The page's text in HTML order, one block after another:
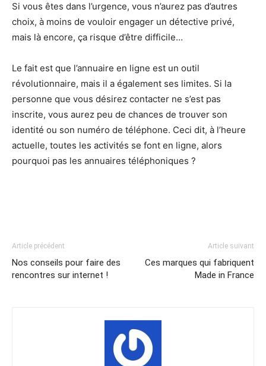
Si vous êtes dans l’urgence, vous n’aurez pas d’autres
choix, à moins de vouloir engager un détective privé,
mais là encore, ça risque d’être difficile…
Le fait est que l’annuaire en ligne est un outil
révolutionnaire, mais il a également ses limites. Si la
personne que vous désirez contacter ne s’est pas
inscrite, vous aurez peu de chances de trouver son
identité ou son numéro de téléphone. Ceci dit, à l’heure
actuelle, toutes les activités se font en ligne, alors
pourquoi pas les annuaires téléphoniques ?
Article précédent
Nos conseils pour faire des
rencontres sur internet !
Article suivant
Ces marques qui fabriquent
Made in France